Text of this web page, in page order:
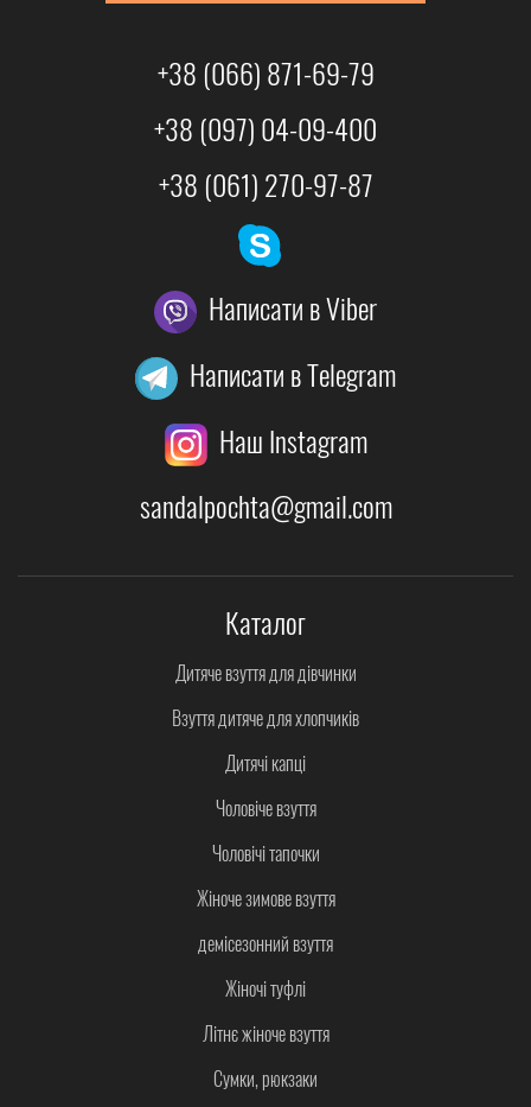
+38 (066) 871-69-79
+38 (097) 04-09-400
+38 (061) 270-97-87
Написати в Viber
Написати в Telegram
Наш Instagram
sandalpochta@gmail.com
Каталог
Дитяче взуття для дівчинки
Взуття дитяче для хлопчиків
Дитячі капці
Чоловіче взуття
Чоловічі тапочки
Жіноче зимове взуття
демісезонний взуття
Жіночі туфлі
Літнє жіноче взуття
Сумки, рюкзаки